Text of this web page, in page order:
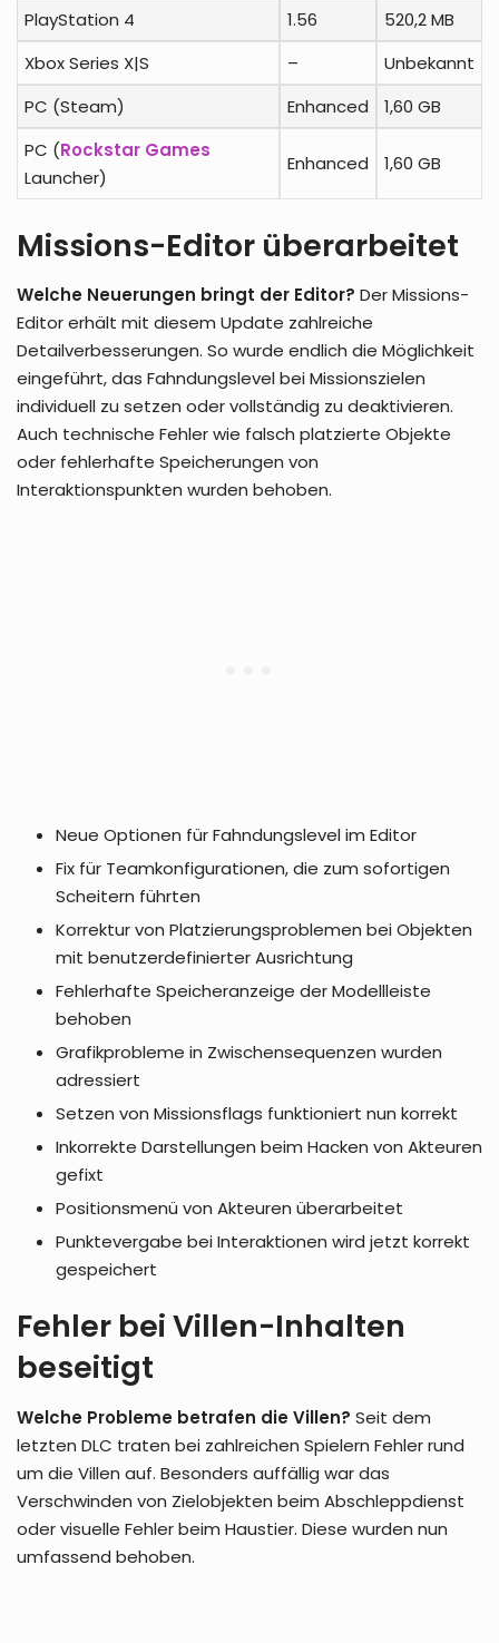
PlayStation 4
1.56
520,2 MB
Xbox Series X|S
–
Unbekannt
PC (Steam)
Enhanced
1,60 GB
PC (Rockstar Games
Launcher)
Enhanced 1,60 GB
Missions-Editor überarbeitet
Welche Neuerungen bringt der Editor? Der Missions-
Editor erhält mit diesem Update zahlreiche
Detailverbesserungen. So wurde endlich die Möglichkeit
eingeführt, das Fahndungslevel bei Missionszielen
individuell zu setzen oder vollständig zu deaktivieren.
Auch technische Fehler wie falsch platzierte Objekte
oder fehlerhafte Speicherungen von
Interaktionspunkten wurden behoben.
Neue Optionen für Fahndungslevel im Editor
Fix für Teamkonfigurationen, die zum sofortigen
Scheitern führten
Korrektur von Platzierungsproblemen bei Objekten
mit benutzerdefinierter Ausrichtung
Fehlerhafte Speicheranzeige der Modellleiste
behoben
Grafikprobleme in Zwischensequenzen wurden
adressiert
Setzen von Missionsflags funktioniert nun korrekt
Inkorrekte Darstellungen beim Hacken von Akteuren
gefixt
Positionsmenü von Akteuren überarbeitet
Punktevergabe bei Interaktionen wird jetzt korrekt
gespeichert
Fehler bei Villen-Inhalten
beseitigt
Welche Probleme betrafen die Villen? Seit dem
letzten DLC traten bei zahlreichen Spielern Fehler rund
um die Villen auf. Besonders auffällig war das
Verschwinden von Zielobjekten beim Abschleppdienst
oder visuelle Fehler beim Haustier. Diese wurden nun
umfassend behoben.